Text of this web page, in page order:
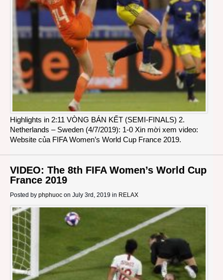
Highlights in 2:11 VÒNG BÁN KẾT (SEMI-FINALS) 2.
Netherlands – Sweden (4/7/2019): 1-0 Xin mời xem video:
Website của FIFA Women’s World Cup France 2019.
VIDEO: The 8th FIFA Women’s World Cup
France 2019
Posted by phphuoc on July 3rd, 2019 in RELAX